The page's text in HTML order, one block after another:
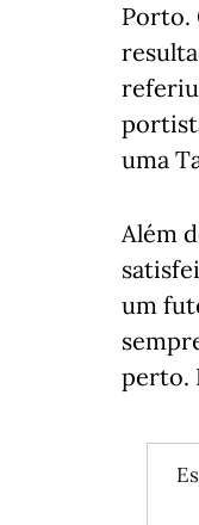
Porto.
referiu
uma
Além
um
perto.